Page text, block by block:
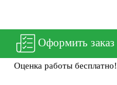
Оформить заказ
Оценка работы бесплатно!